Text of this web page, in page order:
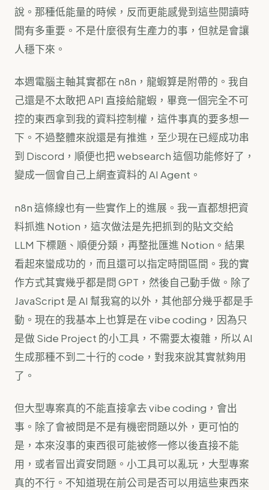
說。那種低能量的時候，反而更能感覺到這些閱讀時
間有多重要。不是什麼很有生產力的事，但就是會讓
人穩下來。
本週電腦主軸其實都在 n8n，龍蝦算是附帶的。我自
己還是不太敢把 API 直接給龍蝦，畢竟一個完全不可
控的東西拿到我的資料控制權，這件事真的要多想一
下。不過整體來說還是有推進，至少現在已經成功串
到 Discord，順便也把 websearch 這個功能修好了，
變成一個會自己上網查資料的 AI Agent。
n8n 這條線也有一些實作上的進展。我一直都想把資
料抓進 Notion，這次做法是先把抓到的貼文交給
LLM 下標題、順便分類，再整批匯進 Notion。結果
看起來蠻成功的，而且還可以指定時間區間。我的實
作方式其實幾乎都是問 GPT，然後自己動手做。除了
JavaScript 是 AI 幫我寫的以外，其他部分幾乎都是手
動。現在的我基本上也算是在 vibe coding，因為只
是做 Side Project 的小工具，不需要太複雜，所以 AI
生成那種不到二十行的 code，對我來說其實就夠用
了。
但大型專案真的不能直接拿去 vibe coding，會出
事。除了會被問是不是有機密問題以外，更可怕的
是，本來沒事的東西很可能被修一修以後直接不能
用，或者冒出資安問題。小工具可以亂玩，大型專案
真的不行。不知道現在前公司是否可以用這些東西來